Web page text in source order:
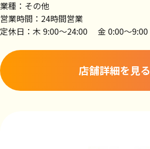
業種：その他
営業時間：24時間営業
定休日：木 9:00～24:00 金 0:00～9:00
店舗詳細を見る